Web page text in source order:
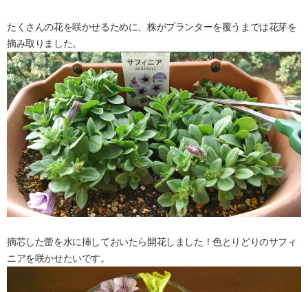
たくさんの花を咲かせるために、株がプランターを覆うまでは花芽を
摘み取りました。
摘芯した蕾を水に挿しておいたら開花しました！色とりどりのサフィ
ニアを咲かせたいです。